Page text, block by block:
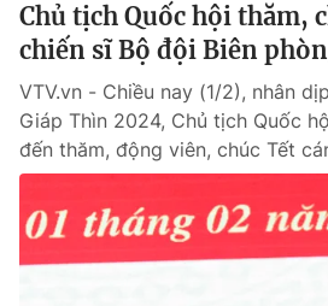
Chủ tịch Quốc hội thăm,
chiến sĩ Bộ đội Biên
VTV.vn - Chiều nay (1/2), nhân
Giáp Thìn 2024, Chủ tịch Quốc
đến thăm, động viên, chúc Tết